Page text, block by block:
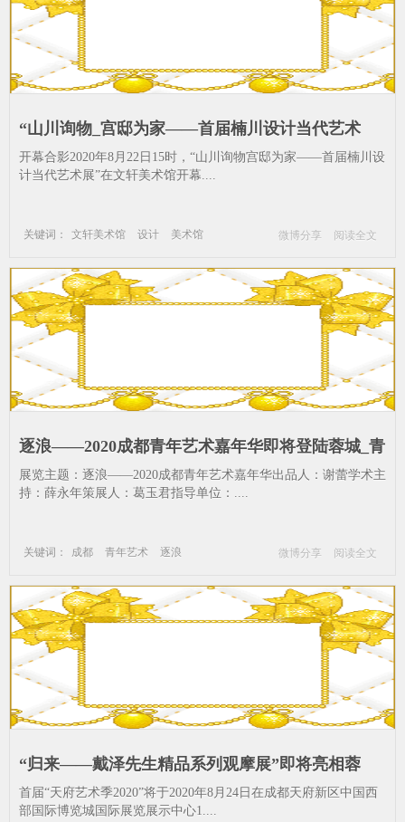
“山川询物_宫邸为家——首届楠川设计当代艺术
展”亮相成都文轩美术馆_设计-美术馆-艺术家-成都
市-成都
开幕合影2020年8月22日15时，“山川询物宫邸为家——首届楠川设
计当代艺术展”在文轩美术馆开幕....
关键词： 文轩美术馆 设计
美术馆
微博分享 阅读全文
逐浪——2020成都青年艺术嘉年华即将登陆蓉城_青
年艺术-逐浪-嘉年华-天府-成都-逐浪
展览主题：逐浪——2020成都青年艺术嘉年华出品人：谢蕾学术主
持：薛永年策展人：葛玉君指导单位：....
关键词： 成都 青年艺术
逐浪
微博分享 阅读全文
“归来——戴泽先生精品系列观摩展”即将亮相蓉
城“天府艺术季”_天府艺术季-展览-绘画-成都
首届“天府艺术季2020”将于2020年8月24日在成都天府新区中国西
部国际博览城国际展览展示中心1....